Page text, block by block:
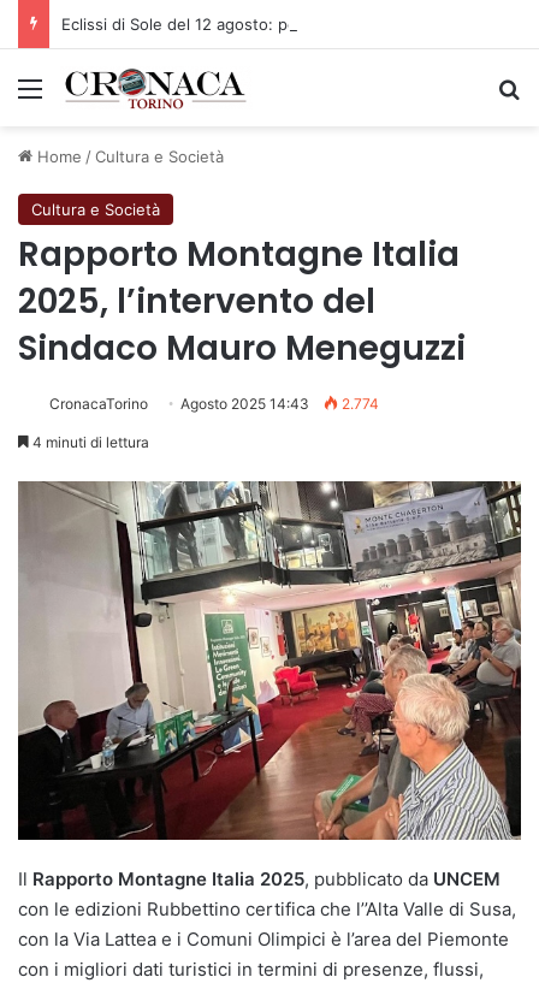
Menu
Home /Cultura e Società
Cultura e Società
Rapporto Montagne Italia
2025, l’intervento del
Sindaco Mauro Meneguzzi
CronacaTorino Agosto 2025 14:43 2.774
4 minuti di lettura
Il Rapporto Montagne Italia 2025, pubblicato da UNCEM
con le edizioni Rubbettino certifica che l’’Alta Valle di Susa,
con la Via Lattea e i Comuni Olimpici è l’area del Piemonte
con i migliori dati turistici in termini di presenze, flussi,